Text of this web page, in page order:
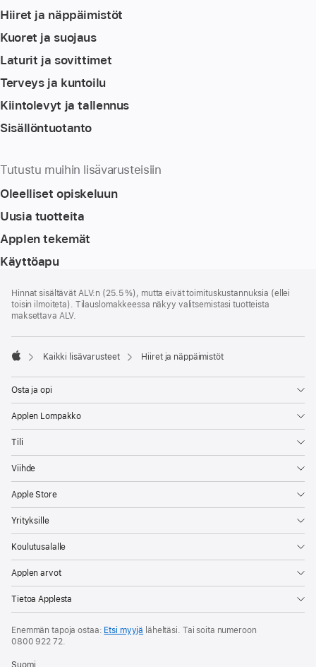
Hiiret ja näppäimistöt
Kuoret ja suojaus
Laturit ja sovittimet
Terveys ja kuntoilu
Kiintolevyt ja tallennus
Sisällöntuotanto
Tutustu muihin lisävarusteisiin
Oleelliset opiskeluun
Uusia tuotteita
Applen tekemät
Käyttöapu
Hinnat sisältävät ALV:n (25.5 %), mutta eivät toimitus­kustannuksia (ellei
toisin ilmoiteta). Tilauslomakkeessa näkyy valitsemistasi tuotteista
maksettava ALV.
Kaikki lisävarusteet Hiiret ja näppäimistöt
Osta ja opi
Applen Lompakko
Tili
Viihde
Apple Store
Yrityksille
Koulutusalalle
Applen arvot
Tietoa Applesta
Enemmän tapoja ostaa: Etsi myyjä läheltäsi. Tai soita numeroon
0800 922 72.
Suomi